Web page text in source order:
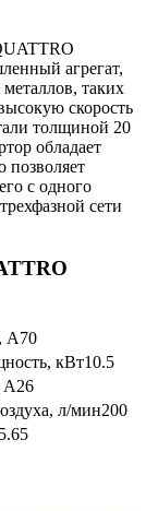
агрегат,
таких
скорость
толщиной 20
обладает
с одного
сети
А70
кВт10.5
А26
л/мин200